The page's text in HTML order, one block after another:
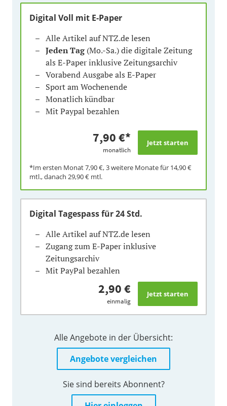
Digital Voll mit E-Paper
Alle Artikel auf NTZ.de lesen
Jeden Tag(Mo.-Sa.) die digitale Zeitung
als E-Paper inklusive Zeitungsarchiv
Vorabend Ausgabe als E-Paper
Sport am Wochenende
Monatlich kündbar
Mit Paypal bezahlen
7,90 €*
monatlich
*Im ersten Monat7,90 €, 3 weitere Monate für 14,90 €
mtl., danach 29,90 € mtl.
Digital Tagespassfür 24 Std.
Alle Artikel auf NTZ.de lesen
Zugang zum E-Paper inklusive
Zeitungsarchiv
Mit PayPal bezahlen
2,90 €
einmalig
Alle Angebote in der Übersicht:
Angebote vergleichen
Sie sind bereits Abonnent?